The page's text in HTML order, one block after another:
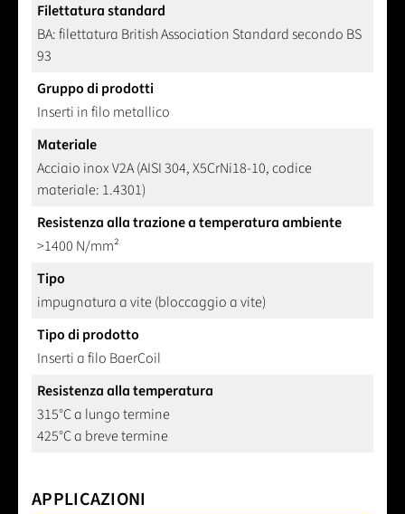
Filettatura standard
BA: filettatura British Association Standard secondo BS
93
Gruppo di prodotti
Inserti in filo metallico
Materiale
Acciaio inox V2A (AISI 304, X5CrNi18-10, codice
materiale: 1.4301)
Resistenza alla trazione a temperatura ambiente
>1400 N/mm²
Tipo
impugnatura a vite (bloccaggio a vite)
Tipo di prodotto
Inserti a filo BaerCoil
Resistenza alla temperatura
315°C a lungo termine
425°C a breve termine
APPLICAZIONI